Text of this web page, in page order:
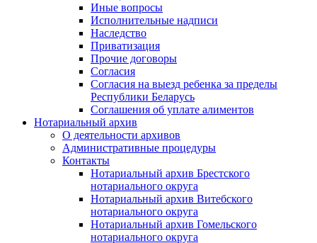
Иные вопросы
Исполнительные надписи
Наследство
Приватизация
Прочие договоры
Согласия
Согласия на выезд ребенка за пределы
Республики Беларусь
Соглашения об уплате алиментов
Нотариальный архив
О деятельности архивов
Административные процедуры
Контакты
Нотариальный архив Брестского
нотариального округа
Нотариальный архив Витебского
нотариального округа
Нотариальный архив Гомельского
нотариального округа